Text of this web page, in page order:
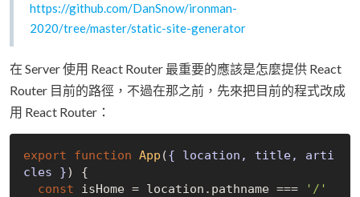
https://github.com/DanSnow/ironman-
2020/tree/master/static-site-generator
在 Server 使用 React Router 最重要的應該是怎麼提供 React
Router 目前的路徑，不過在那之前，先來把目前的程式改成
用 React Router：
export function App ({ location, title, arti
cles }) {
const isHome = location.pathname ===
'/'